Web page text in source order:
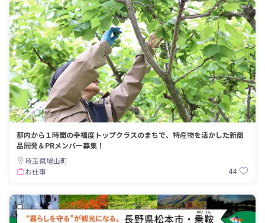
都内から１時間の幸福度トップクラスのまちで、特産物を活かした新商
品開発＆PRメンバー募集！
埼玉県鳩山町
お仕事
44